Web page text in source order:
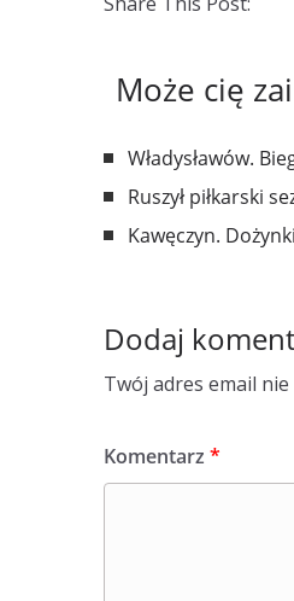
Może cię
Władysławów.
Ruszył piłkarski
Kawęczyn.
Dodaj
Twój adres email
Komentarz *